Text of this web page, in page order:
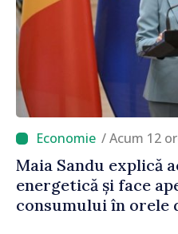
/ Acum 12
Maia Sandu explică
energetică și face
consumului în orele